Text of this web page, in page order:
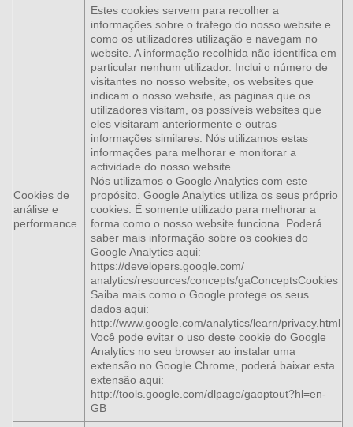
Cookies de
análise e
performance
Estes cookies servem para recolher a
informações sobre o tráfego do nosso website e
como os utilizadores utilização e navegam no
website. A informação recolhida não identifica em
particular nenhum utilizador. Inclui o número de
visitantes no nosso website, os websites que
indicam o nosso website, as páginas que os
utilizadores visitam, os possíveis websites que
eles visitaram anteriormente e outras
informações similares. Nós utilizamos estas
informações para melhorar e monitorar a
actividade do nosso website.
Nós utilizamos o Google Analytics com este
propósito. Google Analytics utiliza os seus próprio
cookies. É somente utilizado para melhorar a
forma como o nosso website funciona. Poderá
saber mais informação sobre os cookies do
Google Analytics aqui:
https://developers.google.com/
analytics/resources/concepts/gaConceptsCookies
Saiba mais como o Google protege os seus
dados aqui:
http://www.google.com/analytics/learn/privacy.html
Você pode evitar o uso deste cookie do Google
Analytics no seu browser ao instalar uma
extensão no Google Chrome, poderá baixar esta
extensão aqui:
http://tools.google.com/dlpage/gaoptout?hl=en-
GB